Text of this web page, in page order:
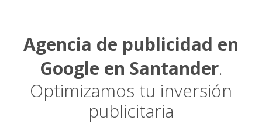
Agencia de publicidad en
Google en Santander.
Optimizamos tu inversión
publicitaria